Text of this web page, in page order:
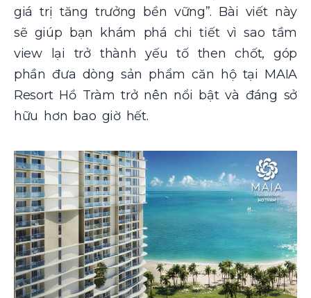
giá trị tăng trưởng bền vững”. Bài viết này
sẽ giúp bạn khám phá chi tiết vì sao tầm
view lại trở thành yếu tố then chốt, góp
phần đưa dòng sản phẩm căn hộ tại MAIA
Resort Hồ Tràm trở nên nổi bật và đáng sở
hữu hơn bao giờ hết.